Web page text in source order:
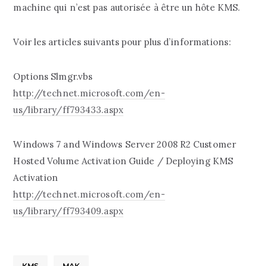
machine qui n’est pas autorisée à être un hôte KMS.
Voir les articles suivants pour plus d’informations:
Options Slmgr.vbs
http://technet.microsoft.com/en-
us/library/ff793433.aspx
Windows 7 and Windows Server 2008 R2 Customer
Hosted Volume Activation Guide / Deploying KMS
Activation
http://technet.microsoft.com/en-
us/library/ff793409.aspx